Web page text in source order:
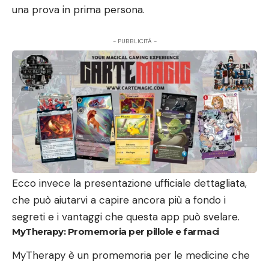
una prova in prima persona.
- PUBBLICITÀ -
Ecco invece la presentazione ufficiale dettagliata,
che può aiutarvi a capire ancora più a fondo i
segreti e i vantaggi che questa app può svelare.
MyTherapy: Promemoria per pillole e farmaci
MyTherapy è un promemoria per le medicine che